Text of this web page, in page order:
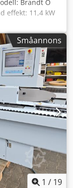
planfräsning
PC20
Brandt O
effekt: 11,4 kW
tjocklek: 8–40
Ja
Ja
Ja
Seateck
Småannons
1 / 19